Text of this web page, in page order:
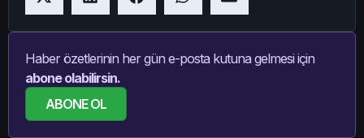
Haber özetlerinin her gün e-posta kutuna gelmesi için
abone olabilirsin.
ABONE OL